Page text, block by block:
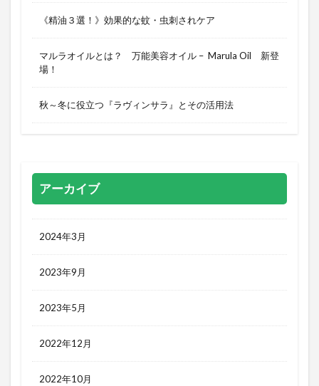
《精油３選！》効果的な蚊・虫刺されケア
マルラオイルとは？ 万能美容オイル – Marula Oil 新登
場！
秋～冬に役立つ『ラヴィンサラ』とその活用法
アーカイブ
2024年3月
2023年9月
2023年5月
2022年12月
2022年10月